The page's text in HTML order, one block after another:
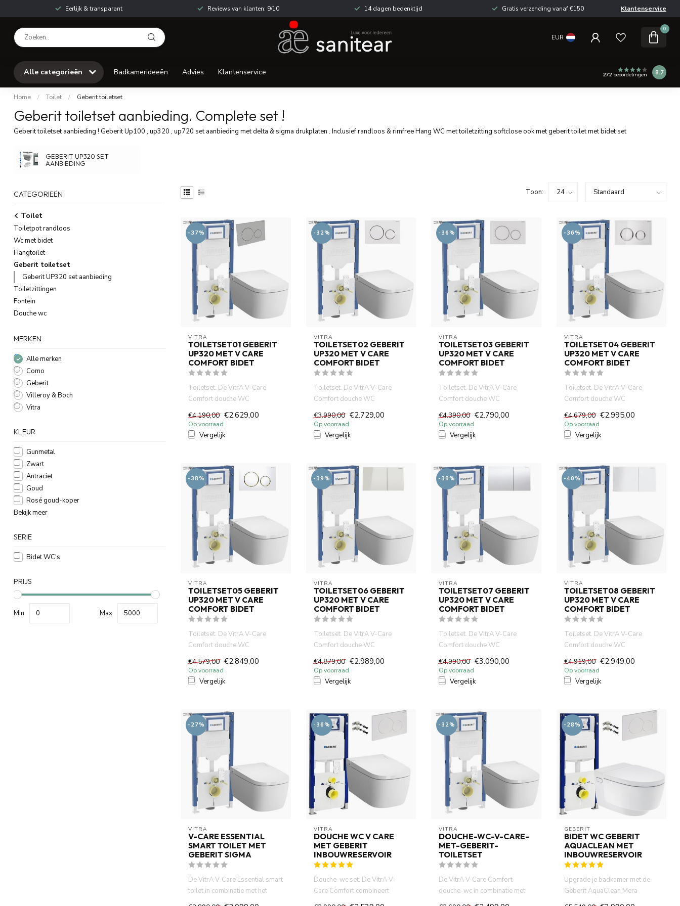
Eerlijk & transparant Reviews van klanten: 9/10 14 dagen bedenktijd Gratis verzending vanaf €150 Klantenservice
EUR
0
Alle categorieën Badkamerideeën Advies Klantenservice 272beoordelingen 8.7
Home / Toilet / Geberit toiletset
Geberit toiletset aanbieding. Complete set !
Geberit toiletset aanbieding ! Geberit Up100 , up320 , up720 set aanbieding met delta & sigma drukplaten . Inclusief randloos & rimfree Hang WC met toiletzitting softclose ook met geberit toilet met bidet set
GEBERIT UP320 SET
AANBIEDING
CATEGORIEËN
Toilet
Toiletpot randloos
Wc met bidet
Hangtoilet
Geberit toiletset
Geberit UP320 set aanbieding
Toiletzittingen
Fontein
Douche wc
MERKEN
Alle merken
Como
Geberit
Villeroy & Boch
Vitra
KLEUR
Gunmetal
Zwart
Antraciet
Goud
Rosé goud-koper
Bekijk meer
SERIE
Bidet WC's
PRIJS
Min Max
Toon:
-37%
VITRA
TOILETSET01 GEBERIT
UP320 MET V CARE
COMFORT BIDET
Toiletset. De VitrA V-Care
Comfort douche WC
combineert hig-tech
technologie, co...
€4.190,00 €2.629,00
Op voorraad
Vergelijk
-32%
VITRA
TOILETSET02 GEBERIT
UP320 MET V CARE
COMFORT BIDET
Toiletset. De VitrA V-Care
Comfort douche WC
combineert hig-tech
technologie, co...
€3.990,00 €2.729,00
Op voorraad
Vergelijk
-36%
VITRA
TOILETSET03 GEBERIT
UP320 MET V CARE
COMFORT BIDET
Toiletset. De VitrA V-Care
Comfort douche WC
combineert hig-tech
technologie, co...
€4.390,00 €2.790,00
Op voorraad
Vergelijk
-36%
VITRA
TOILETSET04 GEBERIT
UP320 MET V CARE
COMFORT BIDET
Toiletset. De VitrA V-Care
Comfort douche WC
combineert hig-tech
technologie, co...
€4.679,00 €2.995,00
Op voorraad
Vergelijk
-38%
VITRA
TOILETSET05 GEBERIT
UP320 MET V CARE
COMFORT BIDET
Toiletset. De VitrA V-Care
Comfort douche WC
technologie, co...
€4.579,00 €2.849,00
Op voorraad
Vergelijk
-39%
VITRA
TOILETSET06 GEBERIT
UP320 MET V CARE
COMFORT BIDET
Toiletset. De VitrA V-Care
Comfort douche WC
technologie, co...
€4.879,00 €2.989,00
Op voorraad
Vergelijk
-38%
VITRA
TOILETSET07 GEBERIT
UP320 MET V CARE
COMFORT BIDET
Toiletset. De VitrA V-Care
Comfort douche WC
technologie, co...
€4.990,00 €3.090,00
Op voorraad
Vergelijk
-40%
VITRA
TOILETSET08 GEBERIT
UP320 MET V CARE
COMFORT BIDET
Toiletset. De VitrA V-Care
Comfort douche WC
technologie, co...
€4.919,00 €2.949,00
Op voorraad
Vergelijk
-27%
VITRA
V-CARE ESSENTIAL
SMART TOILET MET
GEBERIT SIGMA
De VitrA V‑Care Essential smart
toilet in combinatie met het
Geberit UP320 inbou...
-36%
VITRA
DOUCHE WC V CARE
MET GEBERIT
INBOUWRESERVOIR
Douche-wc set. De VitrA V-
Care Comfort combineert
slimme technologie, comfort
-32%
VITRA
DOUCHE-WC-V-CARE-
MET-GEBERIT-
TOILETSET
De VitrA V‑Care Comfort
douche-wc in combinatie met
het Geberit UP320 inbouw toi...
-28%
GEBERIT
BIDET WC GEBERIT
AQUACLEAN MET
INBOUWRESERVOIR
Upgrade je badkamer met de
Geberit AquaClean Mera
Classic, een hoogwaardige